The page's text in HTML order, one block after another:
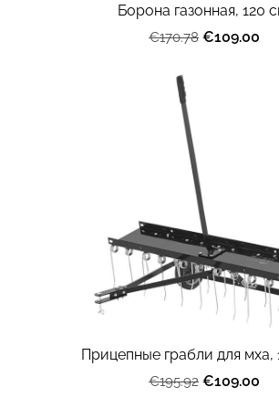
Борона газонная, 120
€170.78 €109.00
Прицепные грабли для мха,
€195.92 €109.00